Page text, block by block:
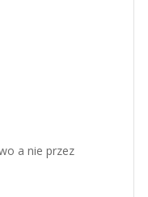
a nie przez